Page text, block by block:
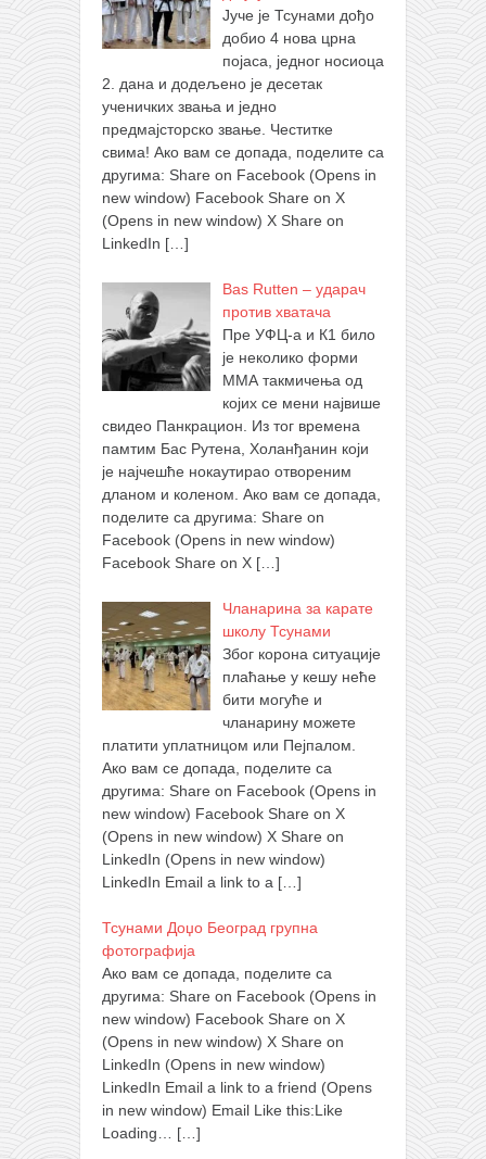
Јуче је Тсунами дођо
добио 4 нова црна
појаса, једног носиоца
2. дана и додељено је десетак
ученичких звања и једно
предмајсторско звање. Честитке
свима! Ако вам се допада, поделите са
другима: Share on Facebook (Opens in
new window) Facebook Share on X
(Opens in new window) X Share on
LinkedIn […]
Bas Rutten – ударач
против хватача
Пре УФЦ-а и К1 било
је неколико форми
ММА такмичења од
којих се мени највише
свидео Панкрацион. Из тог времена
памтим Бас Рутена, Холанђанин који
је најчешће нокаутирао отвореним
дланом и коленом. Ако вам се допада,
поделите са другима: Share on
Facebook (Opens in new window)
Facebook Share on X […]
Чланарина за карате
школу Тсунами
Због корона ситуације
плаћање у кешу неће
бити могуће и
чланарину можете
платити уплатницом или Пејпалом.
Ако вам се допада, поделите са
другима: Share on Facebook (Opens in
new window) Facebook Share on X
(Opens in new window) X Share on
LinkedIn (Opens in new window)
LinkedIn Email a link to a […]
Тсунами Доџо Београд групна
фотографија
Ако вам се допада, поделите са
другима: Share on Facebook (Opens in
new window) Facebook Share on X
(Opens in new window) X Share on
LinkedIn (Opens in new window)
LinkedIn Email a link to a friend (Opens
in new window) Email Like this:Like
Loading…
[…]